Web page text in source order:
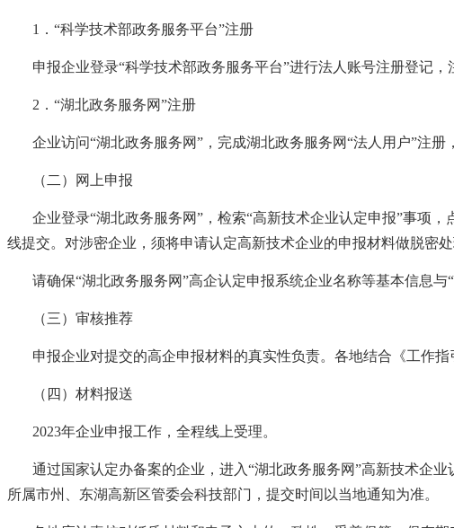
1．“科学技术部政务服务平台”注册
申报企业登录“科学技术部政务服务平台”进行法人账号注册登记
2．“湖北政务服务网”注册
企业访问“湖北政务服务网”，完成湖北政务服务网“法人用户”注册
（二）网上申报
企业登录“湖北政务服务网”，检索“高新技术企业认定申报”事项
线提交。对涉密企业，须将申请认定高新技术企业的申报材料做脱密处
请确保“湖北政务服务网”高企认定申报系统企业名称等基本信息
（三）审核推荐
申报企业对提交的高企申报材料的真实性负责。各地结合《工作
（四）材料报送
2023年企业申报工作，全程线上受理。
通过国家认定办备案的企业，进入“湖北政务服务网”高新技术企
所属市州、东湖高新区管委会科技部门，提交时间以当地通知为准。